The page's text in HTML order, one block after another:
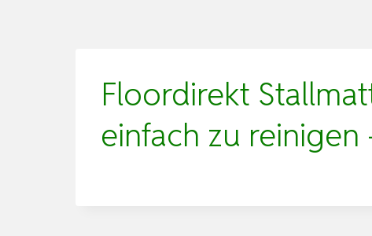
Floordirekt
einfach zu